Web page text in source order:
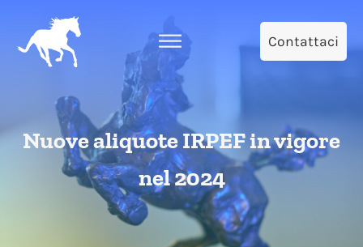
Contattaci
Nuove aliquote IRPEF in vigore
nel 2024